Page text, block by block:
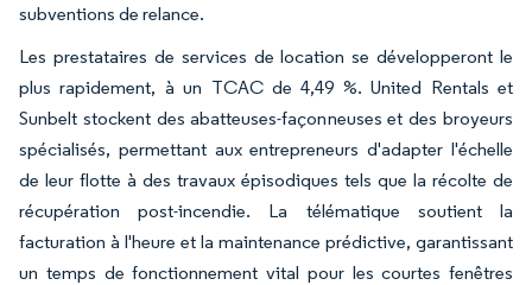
subventions de relance.
Les prestataires de services de location se développeront le
plus rapidement, à un TCAC de 4,49 %. United Rentals et
Sunbelt stockent des abatteuses-façonneuses et des broyeurs
spécialisés, permettant aux entrepreneurs d'adapter l'échelle
de leur flotte à des travaux épisodiques tels que la récolte de
récupération post-incendie. La télématique soutient la
facturation à l'heure et la maintenance prédictive, garantissant
un temps de fonctionnement vital pour les courtes fenêtres